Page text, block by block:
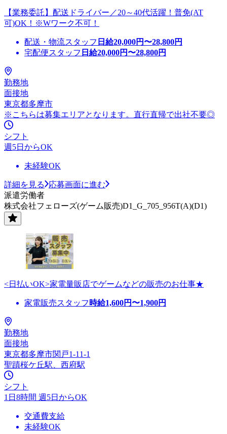
【業務委託】配送ドライバー／20～40代活躍！普免(AT
可)OK！※Wワーク不可！
配送・物流スタッフ 日給20,000円〜28,800円
宅配便スタッフ 日給20,000円〜28,800円
勤務地
面接地
東京都多摩市
※こちらは募集エリアとなります。直行直帰で出社不要◎
シフト
週5日からOK
未経験OK
詳細を見る
応募画面に進む
派遣労働者
株式会社フェローズ(ゲーム販売)D1_G_705_956T(A)(D1)
<日払いOK>家電量販店でゲームなどの販売のお仕事★
家電販売スタッフ 時給1,600円〜1,900円
勤務地
面接地
東京都多摩市関戸1-11-1
聖蹟桜ケ丘駅、西府駅
シフト
1日8時間 週5日からOK
交通費支給
未経験OK